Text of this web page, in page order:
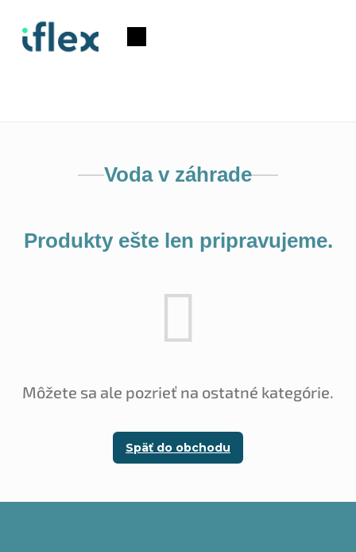
obsah
Nákupný
Voda v záhrade
Produkty ešte len pripravujeme.
Môžete sa ale pozrieť na ostatné kategórie.
Späť do obchodu